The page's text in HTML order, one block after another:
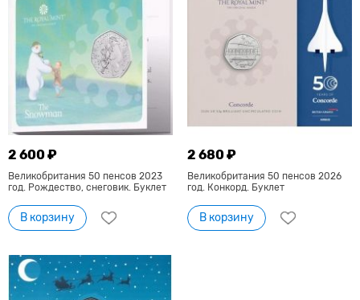
2 600 ₽
Великобритания 50 пенсов 2023
год. Рождество, снеговик. Буклет
В корзину
2 680 ₽
Великобритания 50 пенсов 2026
год. Конкорд. Буклет
В корзину